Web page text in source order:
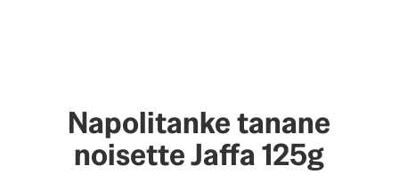
Napolitanke tanane
noisette Jaffa 125g